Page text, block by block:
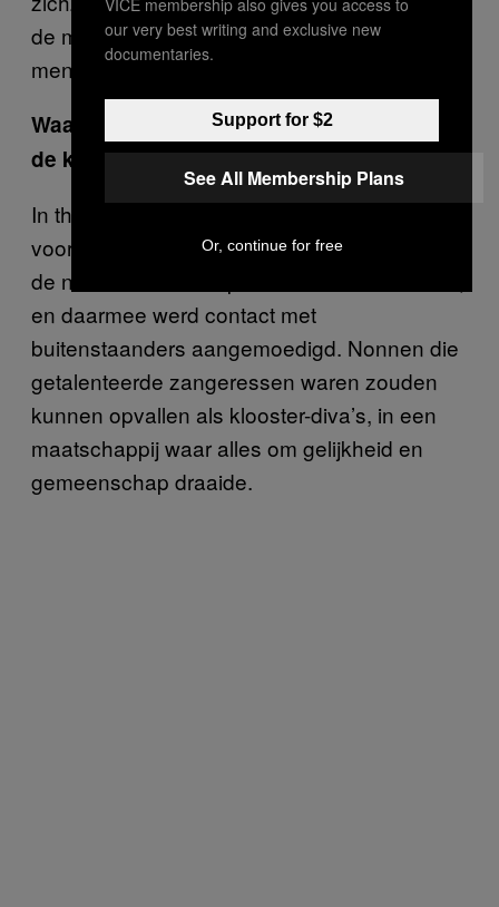
de muren van het klooster te horen, zodat
mensen op straat ernaar konden luisteren.
Waarom was muziek zo’n probleem voor
de kerk?
In theorie hoorden erkende nonnen “dood
voor de wereld” te zijn. Maar de muziek van
de nonnen lokte het publiek naar hun kerken,
en daarmee werd contact met
buitenstaanders aangemoedigd. Nonnen die
getalenteerde zangeressen waren zouden
kunnen opvallen als klooster-diva’s, in een
maatschappij waar alles om gelijkheid en
gemeenschap draaide.
our very best writing and exclusive new
documentaries.
Support for $2
See All Membership Plans
Or, continue for free